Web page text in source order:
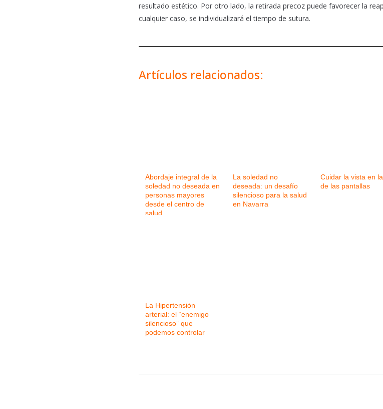
resultado estético. Por otro lado, la retirada precoz puede favorecer la
cualquier caso, se individualizará el tiempo de sutura.
Artículos relacionados:
Abordaje integral de la
soledad no deseada en
personas mayores
desde el centro de
salud
La soledad no
deseada: un desafío
silencioso para la salud
en Navarra
Cuidar la vista en
de las pantallas
La Hipertensión
arterial: el “enemigo
silencioso” que
podemos controlar